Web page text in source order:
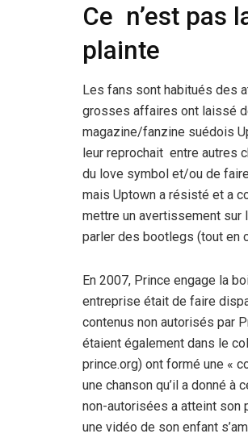
Ce n’est pas
plainte
Les fans sont habitués des
grosses affaires ont laissé
magazine/fanzine suédois
leur reprochait entre autres
du love symbol et/ou de
mais Uptown a résisté et a
mettre un avertissement sur
parler des bootlegs (tout en
En 2007, Prince engage la
entreprise était de faire
contenus non autorisés par
étaient également dans le
prince.org) ont formé une «
une chanson qu’il a donné à
non-autorisées a atteint son
une vidéo de son enfant